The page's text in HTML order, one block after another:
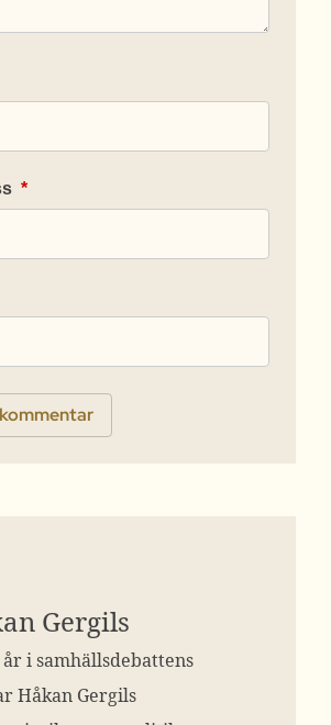
*
Gergils
i samhällsdebattens
Håkan Gergils